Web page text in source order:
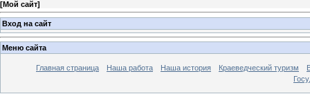
[Мой сайт]
Вход на сайт
Меню сайта
Главная страница Наша работа Наша история Краеведческий туризм